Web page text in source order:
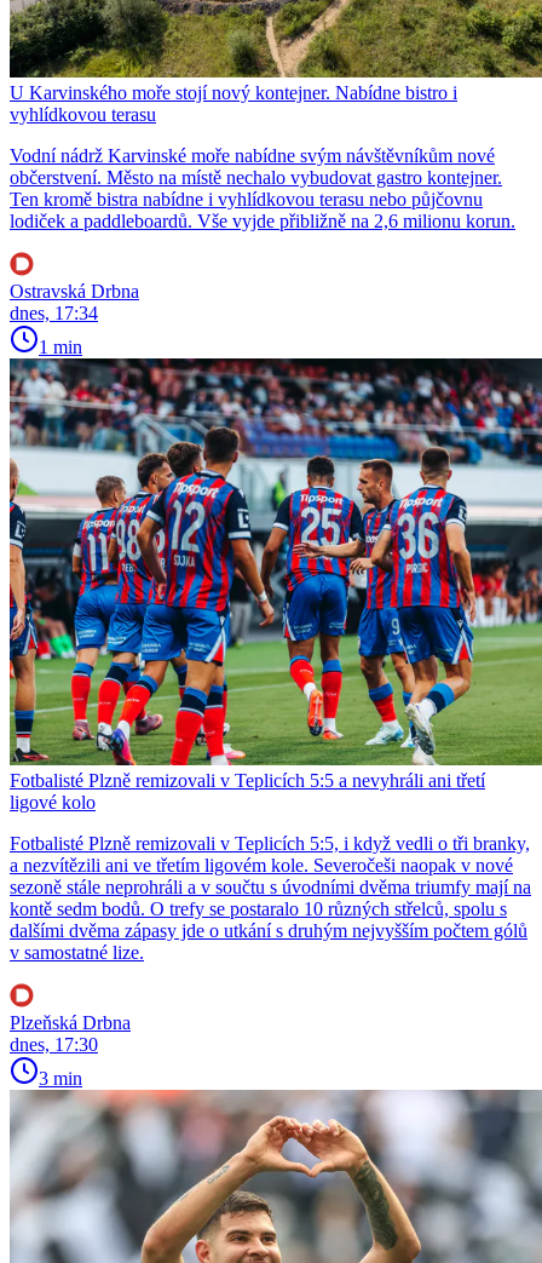
U Karvinského moře stojí nový kontejner. Nabídne bistro i
vyhlídkovou terasu
Vodní nádrž Karvinské moře nabídne svým návštěvníkům nové
občerstvení. Město na místě nechalo vybudovat gastro kontejner.
Ten kromě bistra nabídne i vyhlídkovou terasu nebo půjčovnu
lodiček a paddleboardů. Vše vyjde přibližně na 2,6 milionu korun.
Ostravská Drbna
dnes, 17:34
1 min
Fotbalisté Plzně remizovali v Teplicích 5:5 a nevyhráli ani třetí
ligové kolo
Fotbalisté Plzně remizovali v Teplicích 5:5, i když vedli o tři branky,
a nezvítězili ani ve třetím ligovém kole. Severočeši naopak v nové
sezoně stále neprohráli a v součtu s úvodními dvěma triumfy mají na
kontě sedm bodů. O trefy se postaralo 10 různých střelců, spolu s
dalšími dvěma zápasy jde o utkání s druhým nejvyšším počtem gólů
v samostatné lize.
Plzeňská Drbna
dnes, 17:30
3 min